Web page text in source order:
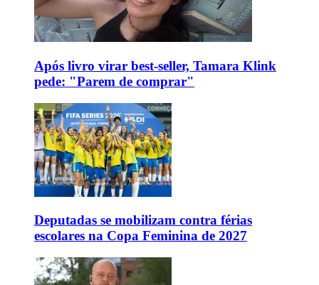
Após livro virar best-seller, Tamara Klink
pede: "Parem de comprar"
Deputadas se mobilizam contra férias
escolares na Copa Feminina de 2027